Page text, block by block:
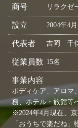
商号 リラクゼ
設立 2004年4月
代表者 吉岡 千
従業員数 15名
事業内容
ボディケア、アロマ
務、ホテル・旅館等
※2024年4月現在、
「おうちで楽だね」